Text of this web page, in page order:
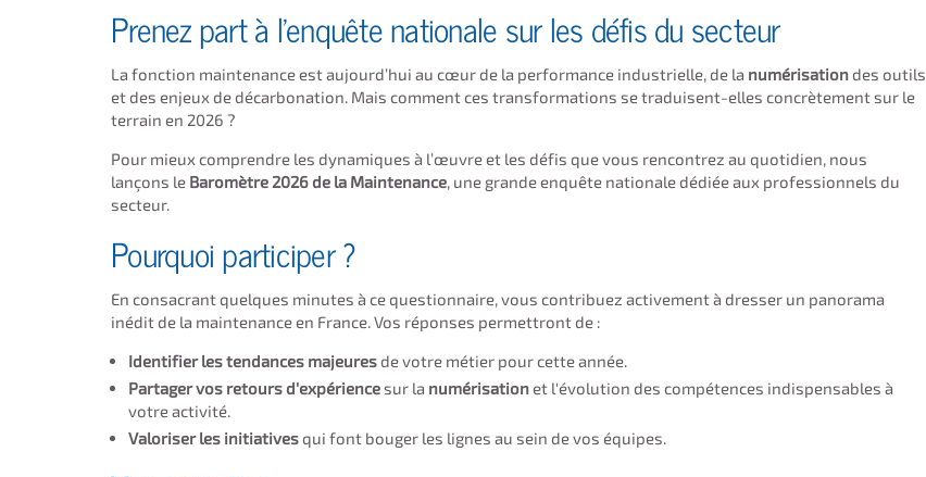
Prenez part à l'enquête nationale sur les défis du secteur
La fonction maintenance est aujourd’hui au cœur de la performance industrielle, de la numérisationdes outils
et des enjeux de décarbonation. Mais comment ces transformations se traduisent-elles concrètement sur le
terrain en 2026 ?
Pour mieux comprendre les dynamiques à l’œuvre et les défis que vous rencontrez au quotidien, nous
lançons le Baromètre 2026 de la Maintenance , une grande enquête nationale dédiée aux professionnels du
secteur.
Pourquoi participer ?
En consacrant quelques minutes à ce questionnaire, vous contribuez activement à dresser un panorama
inédit de la maintenance en France. Vos réponses permettront de :
Identifier les tendances majeuresde votre métier pour cette année.
Partager vos retours d'expériencesur la numérisationet l'évolution des compétences indispensables à
votre activité.
Valoriser les initiativesqui font bouger les lignes au sein de vos équipes.